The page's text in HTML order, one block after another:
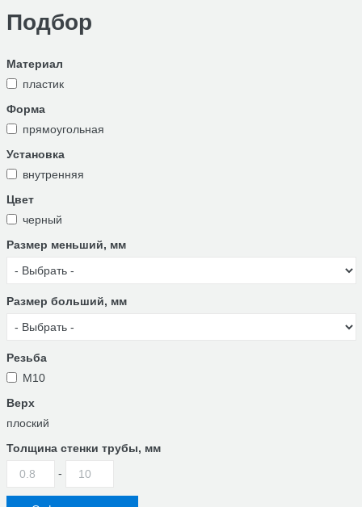
Подбор
Материал
пластик
Форма
прямоугольная
Установка
внутренняя
Цвет
черный
Размер меньший, мм
Размер больший, мм
Резьба
М10
Верх
плоский
Толщина стенки трубы, мм
-